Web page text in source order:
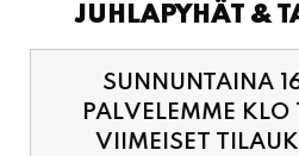
PALVELEMME KLO
VIIMEISET
KEITTIÖÖN KLO
SUNNUNTAINA